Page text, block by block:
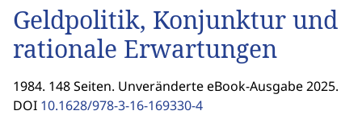
Geldpolitik, Konjunktur und
rationale Erwartungen
1984. 148 Seiten. Unveränderte eBook-Ausgabe 2025.
DOI 10.1628/978-3-16-169330-4